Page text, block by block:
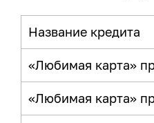
Название кредита
«Любимая карта»
«Любимая карта»